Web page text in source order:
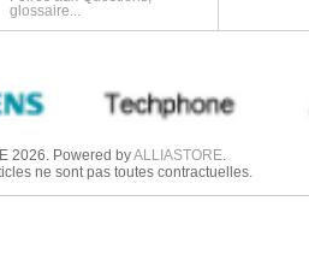
glossaire...
2026. Powered byALLIASTORE.
ne sont pas toutes contractuelles.